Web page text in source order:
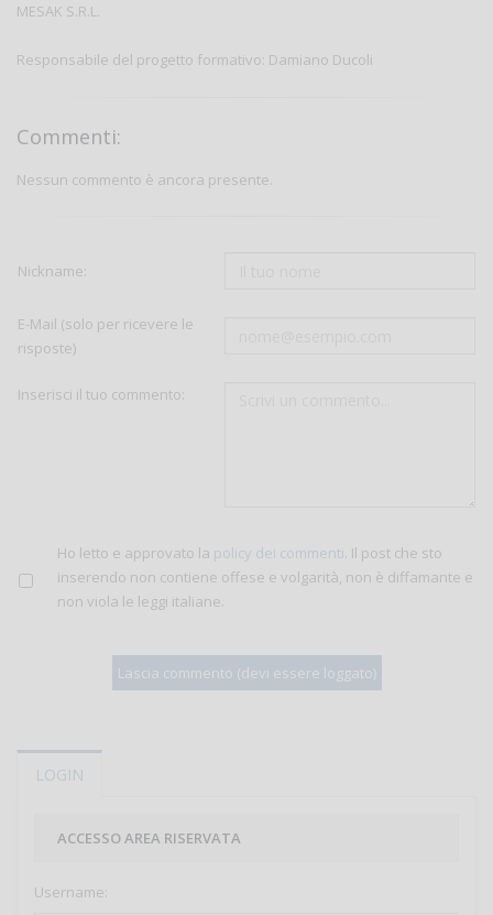
LOGIN
ACCESSO AREA RISERVATA
Username:
MESAK S.R.L.
Responsabile del progetto formativo: Damiano Ducoli
Commenti:
Nessun commento è ancora presente.
Nickname:
E-Mail (solo per ricevere le
risposte)
Inserisci il tuo commento:
Ho letto e approvato la policy dei commenti. Il post che sto
inserendo non contiene offese e volgarità, non è diffamante e
non viola le leggi italiane.